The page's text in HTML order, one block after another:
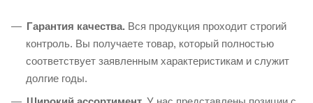
Гарантия качества. Вся продукция проходит строгий
контроль. Вы получаете товар, который полностью
соответствует заявленным характеристикам и служит
долгие годы.